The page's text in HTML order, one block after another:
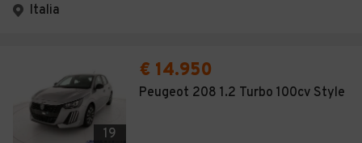
Italia
19
€ 14.950
Peugeot 208 1.2 Turbo 100cv Style